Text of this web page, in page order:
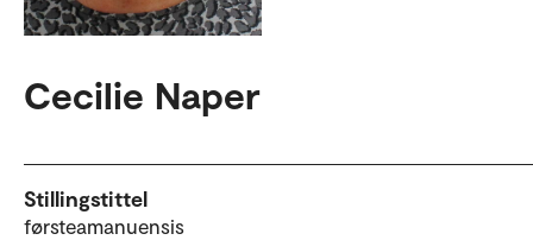
Cecilie Naper
Stillingstittel
førsteamanuensis